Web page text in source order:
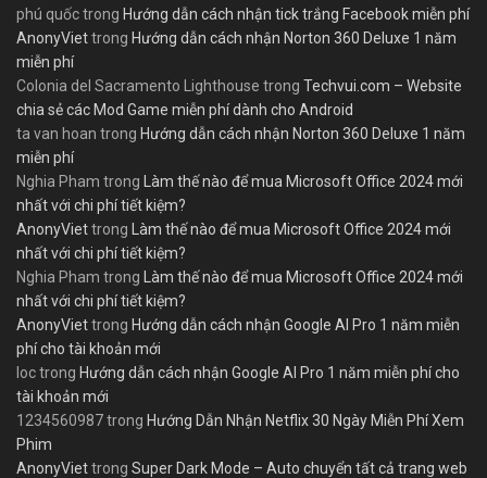
phú quốctrong Hướng dẫn cách nhận tick trắng Facebook miễn phí
AnonyViettrong Hướng dẫn cách nhận Norton 360 Deluxe 1 năm
miễn phí
Colonia del Sacramento Lighthouse trong Techvui.com – Website
chia sẻ các Mod Game miễn phí dành cho Android
ta van hoan trong Hướng dẫn cách nhận Norton 360 Deluxe 1 năm
miễn phí
Nghia Pham trong
Làm thế nào để mua Microsoft Office 2024 mới
nhất với chi phí tiết kiệm?
AnonyViettrong
Làm thế nào để mua Microsoft Office 2024 mới
nhất với chi phí tiết kiệm?
Nghia Pham trong
Làm thế nào để mua Microsoft Office 2024 mới
nhất với chi phí tiết kiệm?
AnonyViettrong Hướng dẫn cách nhận Google AI Pro 1 năm miễn
phí cho tài khoản mới
loctrong Hướng dẫn cách nhận Google AI Pro 1 năm miễn phí cho
tài khoản mới
1234560987trong Hướng Dẫn Nhận Netflix 30 Ngày Miễn Phí Xem
Phim
AnonyViettrong Super Dark Mode – Auto chuyển tất cả trang web